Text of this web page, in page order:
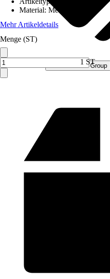
Verkauf durch: Procommerce Group
Material: Metall
Mehr Artikeldetails
Menge (ST)
1 ST